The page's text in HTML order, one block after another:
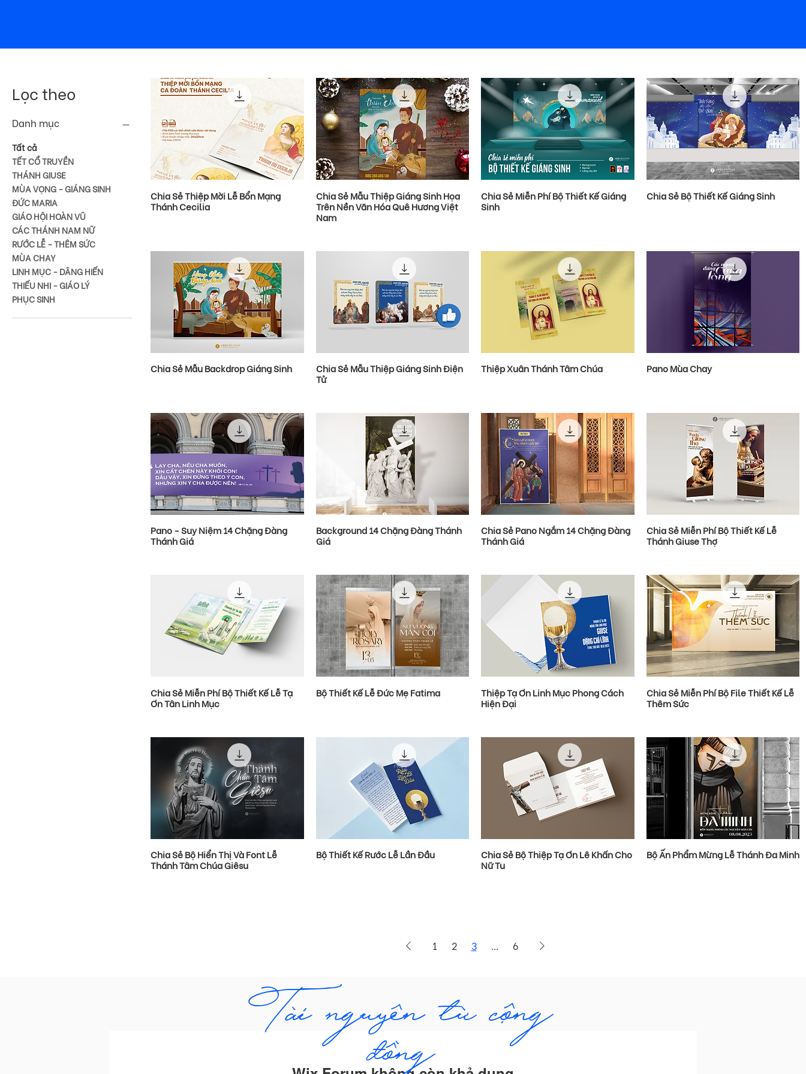
Lọc theo
Danh mục
Tất cả
TẾT CỔ TRUYỀN
THÁNH GIUSE
MÙA VỌNG - GIÁNG SINH
ĐỨC MARIA
GIÁO HỘI HOÀN VŨ
CÁC THÁNH NAM NỮ
RƯỚC LỄ - THÊM SỨC
MÙA CHAY
LINH MỤC - DÂNG HIẾN
THIẾU NHI - GIÁO LÝ
PHỤC SINH
Chia Sẻ Thiệp Mời Lễ Bổn Mạng
Thánh Cecilia
Chia Sẻ Mẫu Thiệp Giáng Sinh Họa
Trên Nền Văn Hóa Quê Hương Việt
Nam
Chia Sẻ Miễn Phí Bộ Thiết Kế Giáng
Sinh
Chia Sẻ Bộ Thiết Kế Giáng Sinh
Chia Sẻ Mẫu Backdrop Giáng Sinh
Chia Sẻ Mẫu Thiệp Giáng Sinh Điện
Tử
Thiệp Xuân Thánh Tâm Chúa Pano Mùa Chay
Pano - Suy Niệm 14 Chặng Đàng
Thánh Giá
Background 14 Chặng Đàng Thánh
Giá
Chia Sẻ Pano Ngắm 14 Chặng Đàng
Thánh Giá
Chia Sẻ Miễn Phí Bộ Thiết Kế Lễ
Thánh Giuse Thợ
Chia Sẻ Miễn Phí Bộ Thiết Kế Lễ Tạ
Ơn Tân Linh Mục
Bộ Thiết Kế Lễ Đức Mẹ Fatima
Thiệp Tạ Ơn Linh Mục Phong Cách
Hiện Đại
Chia Sẻ Miễn Phí Bộ File Thiết Kế Lễ
Thêm Sức
Chia Sẻ Bộ Hiển Thị Và Font Lễ
Thánh Tâm Chúa Giêsu
Bộ Thiết Kế Rước Lễ Lần Đầu
Chia Sẻ Bộ Thiệp Tạ Ơn Lê Khấn Cho
Nữ Tu
Bộ Ấn Phẩm Mừng Lễ Thánh Đa Minh
1 2 3 ... 6
​Tài nguyên từ cộng
đồng